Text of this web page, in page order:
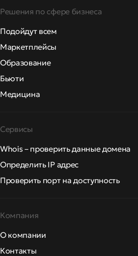
Решения по сфере бизнеса
Подойдут всем
Маркетплейсы
Образование
Бьюти
Медицина
Сервисы
Whois – проверить данные домена
Определить IP адрес
Проверить порт на доступность
Компания
О компании
Контакты